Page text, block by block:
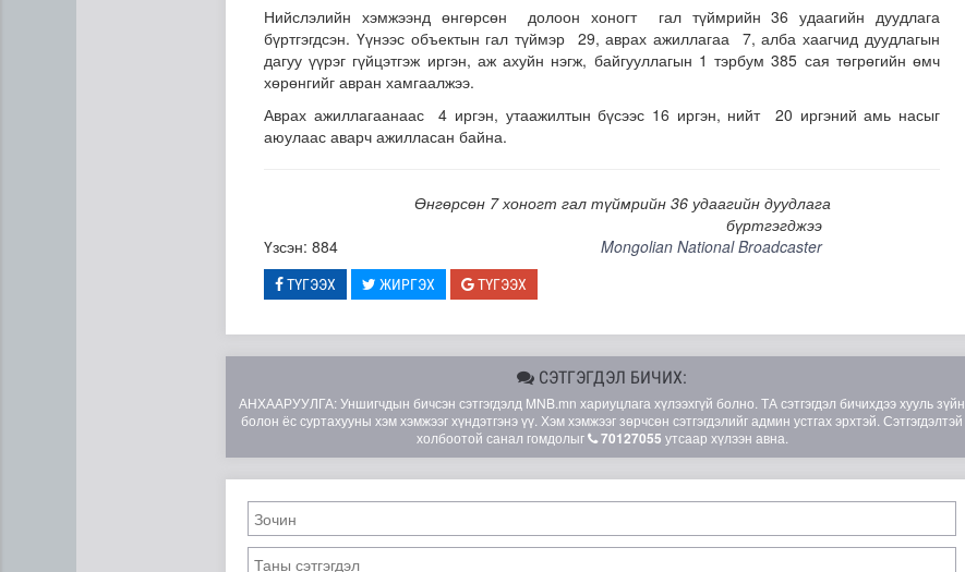
“Дүрслэх урлагийн оюуны өв сан” тусгай үзэсгэлэн нээгдлээ
Нийслэлийн хэмжээнд өнгөрсөн долоон хоногт гал түймрийн 36 удаагийн дуудлага
бүртгэгдсэн. Үүнээс объектын гал түймэр 29, аврах ажиллагаа 7, алба хаагчид дуудлагын
дагуу үүрэг гүйцэтгэж иргэн, аж ахуйн нэгж, байгууллагын 1 тэрбум 385 сая төгрөгийн өмч
хөрөнгийг авран хамгаалжээ.
Аврах ажиллагаанаас 4 иргэн, утаажилтын бүсээс 16 иргэн, нийт 20 иргэний амь насыг
аюулаас аварч ажилласан байна.
Өнгөрсөн 7 хоногт гал түймрийн 36 удаагийн дуудлага
бүртгэгджээ
Үзсэн: 884
Mongolian National Broadcaster
ТҮГЭЭХ ЖИРГЭХ ТҮГЭЭХ
СЭТГЭГДЭЛ БИЧИХ:
АНХААРУУЛГА: Уншигчдын бичсэн сэтгэгдэлд MNB.mn хариуцлага хүлээхгүй болно. ТА сэтгэгдэл бичихдээ хууль зүйн
болон ёс суртахууны хэм хэмжээг хүндэтгэнэ үү. Хэм хэмжээг зөрчсөн сэтгэгдэлийг админ устгах эрхтэй. Сэтгэгдэлтэй
холбоотой санал гомдолыг
70127055 утсаар хүлээн авна.